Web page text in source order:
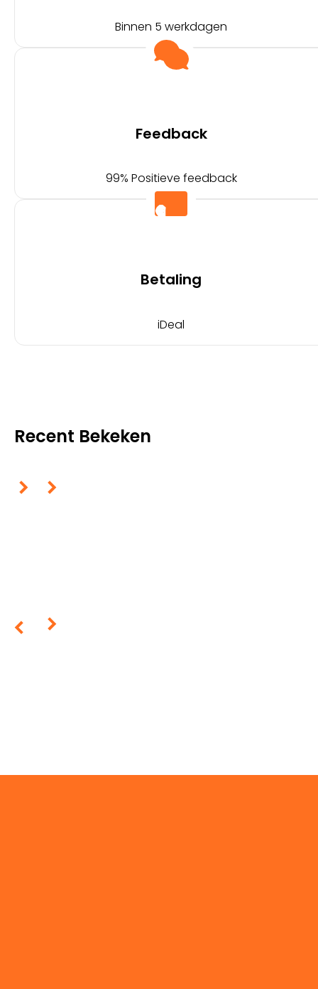
Binnen 5 werkdagen
Feedback
99% Positieve feedback
Betaling
iDeal
Recent Bekeken